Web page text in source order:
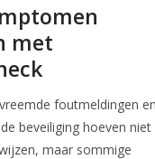
met
foutmeldingen en
beveiliging hoeven niet
maar sommige